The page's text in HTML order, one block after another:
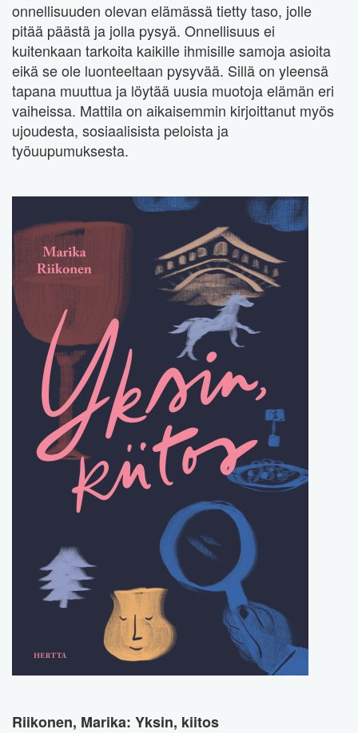
onnellisuuden olevan elämässä tietty taso, jolle
pitää päästä ja jolla pysyä. Onnellisuus ei
kuitenkaan tarkoita kaikille ihmisille samoja asioita
eikä se ole luonteeltaan pysyvää. Sillä on yleensä
tapana muuttua ja löytää uusia muotoja elämän eri
vaiheissa. Mattila on aikaisemmin kirjoittanut myös
ujoudesta, sosiaalisista peloista ja
työuupumuksesta.
Riikonen, Marika: Yksin, kiitos